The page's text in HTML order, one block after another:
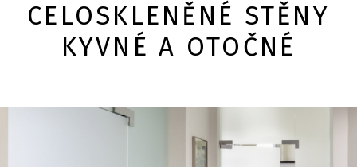
CELOSKLENĚNÉ STĚNY
KYVNÉ A OTOČNÉ